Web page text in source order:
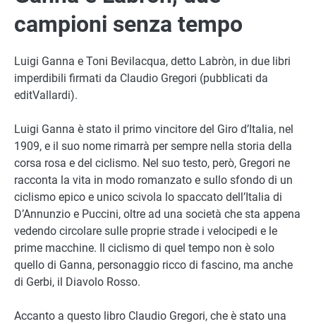
campioni senza tempo
Luigi Ganna e Toni Bevilacqua, detto Labròn, in due libri
imperdibili firmati da Claudio Gregori (pubblicati da
editVallardi).
Luigi Ganna è stato il primo vincitore del Giro d’Italia, nel
1909, e il suo nome rimarrà per sempre nella storia della
corsa rosa e del ciclismo. Nel suo testo, però, Gregori ne
racconta la vita in modo romanzato e sullo sfondo di un
ciclismo epico e unico scivola lo spaccato dell’Italia di
D’Annunzio e Puccini, oltre ad una società che sta appena
vedendo circolare sulle proprie strade i velocipedi e le
prime macchine. Il ciclismo di quel tempo non è solo
quello di Ganna, personaggio ricco di fascino, ma anche
di Gerbi, il Diavolo Rosso.
Accanto a questo libro Claudio Gregori, che è stato una